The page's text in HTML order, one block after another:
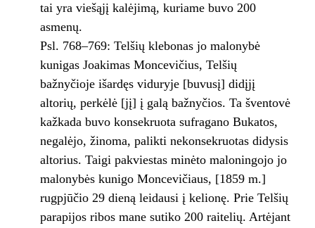
tai yra viešąjį kalėjimą, kuriame buvo 200
asmenų.
Psl. 768–769: Telšių klebonas jo malonybė
kunigas Joakimas Moncevičius, Telšių
bažnyčioje išardęs viduryje [buvusį] didįjį
altorių, perkėlė [jį] į galą bažnyčios. Ta šventovė
kažkada buvo konsekruota sufragano Bukatos,
negalėjo, žinoma, palikti nekonsekruotas didysis
altorius. Taigi pakviestas minėto maloningojo jo
malonybės kunigo Moncevičiaus, [1859 m.]
rugpjūčio 29 dieną leidausi į kelionę. Prie Telšių
parapijos ribos mane sutiko 200 raitelių. Artėjant